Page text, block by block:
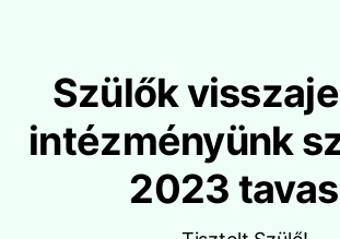
Szülők
intézményünk
2023